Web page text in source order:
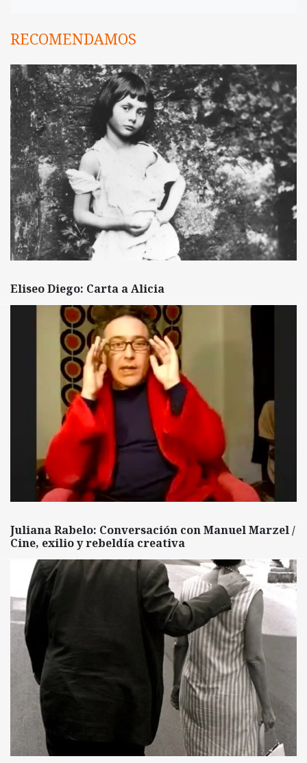
RECOMENDAMOS
Eliseo Diego: Carta a Alicia
Juliana Rabelo: Conversación con Manuel Marzel /
Cine, exilio y rebeldía creativa